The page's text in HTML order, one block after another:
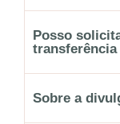
Posso
Sobre a